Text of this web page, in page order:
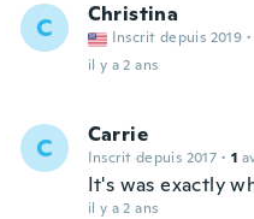
C Christina
Inscrit depuis 2019 ·
il y a 2 ans
C Carrie
Inscrit depuis 2017 · 1
It's was exactly
il y a 2 ans